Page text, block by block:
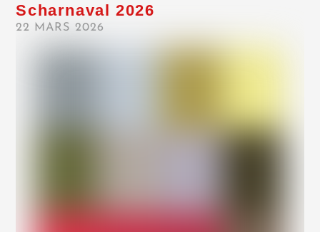
Scharnaval 2026
22 MARS 2026